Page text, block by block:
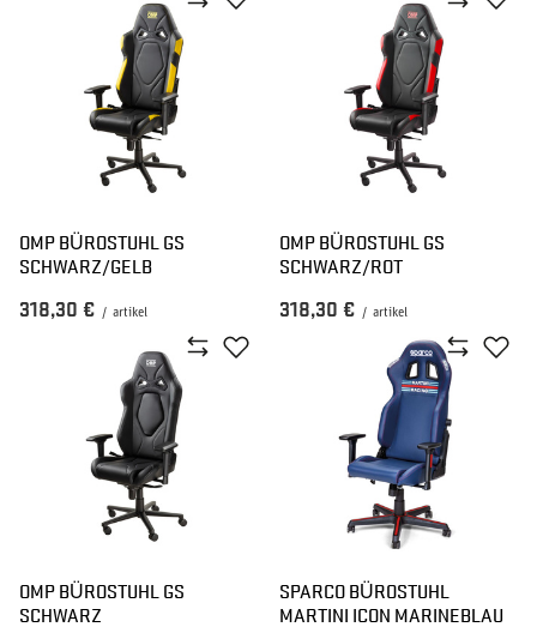
OMP BÜROSTUHL GS
SCHWARZ/GELB
318,30 € / artikel
OMP BÜROSTUHL GS
SCHWARZ/ROT
318,30 € / artikel
OMP BÜROSTUHL GS
SCHWARZ
SPARCO BÜROSTUHL
MARTINI ICON MARINEBLAU